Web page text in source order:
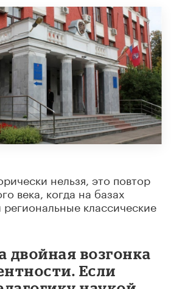
нельзя, это повтор
века, когда на базах
региональные классические
двойная возгонка
Если